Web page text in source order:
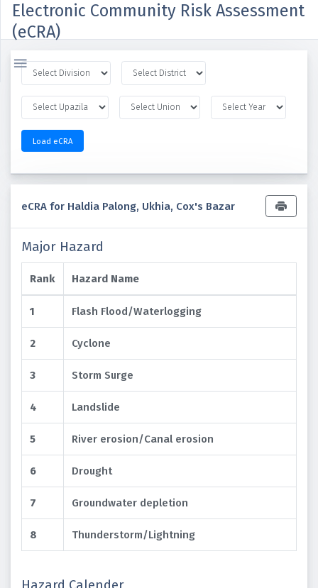
Electronic Community Risk Assessment
(eCRA)

Load eCRA
eCRA for Haldia Palong, Ukhia, Cox's Bazar
Major Hazard
Rank Hazard Name
1 Flash Flood/Waterlogging
2 Cyclone
3 Storm Surge
4 Landslide
5 River erosion/Canal erosion
6 Drought
7 Groundwater depletion
8 Thunderstorm/Lightning